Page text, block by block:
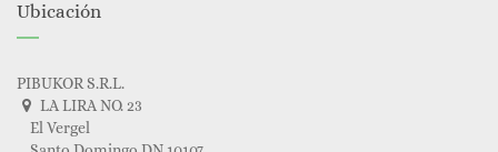
Ubicación
PIBUKOR S.R.L.
LA LIRA NO. 23
El Vergel